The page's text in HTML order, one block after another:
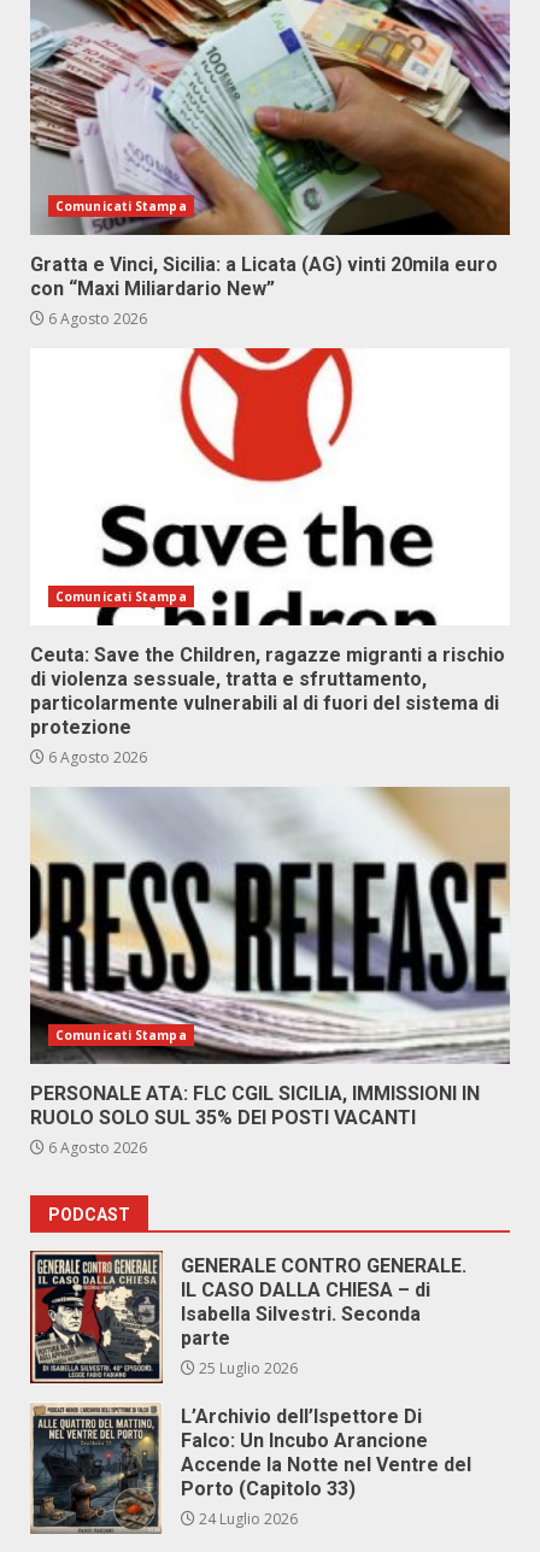
Comunicati Stampa
Gratta e Vinci, Sicilia: a Licata (AG) vinti 20mila euro
con “Maxi Miliardario New”
6 Agosto 2026
Comunicati Stampa
Ceuta: Save the Children, ragazze migranti a rischio
di violenza sessuale, tratta e sfruttamento,
particolarmente vulnerabili al di fuori del sistema di
protezione
6 Agosto 2026
Comunicati Stampa
PERSONALE ATA: FLC CGIL SICILIA, IMMISSIONI IN
RUOLO SOLO SUL 35% DEI POSTI VACANTI
6 Agosto 2026
PODCAST
GENERALE CONTRO GENERALE.
IL CASO DALLA CHIESA – di
Isabella Silvestri. Seconda
parte
25 Luglio 2026
L’Archivio dell’Ispettore Di
Falco: Un Incubo Arancione
Accende la Notte nel Ventre del
Porto (Capitolo 33)
24 Luglio 2026